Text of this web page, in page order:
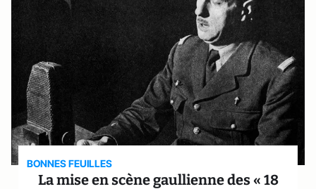
BONNES FEUILLES
La mise en scène gaullienne des « 18